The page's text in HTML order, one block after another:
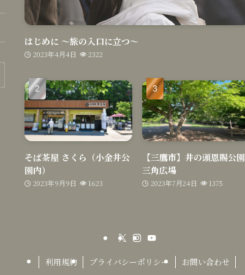
はじめに 〜旅の入口に立つ〜
2023年4月4日 2322
そば茶屋 さくら（小金井公
園内）
2023年9月9日 1623
【三鷹市】井の頭恩賜公園
三角広場
2023年7月24日 1375
利用規約 プライバシーポリシー お問い合わせ